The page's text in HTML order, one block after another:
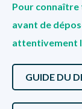
Pour connaître
avant de
attentivement
GUIDE DU